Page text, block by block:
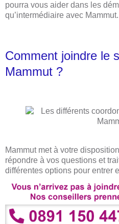
pourra vous aider dans les
qu’intermédiaire avec Mammut.
Comment joindre le
Mammut ?
Mammut met à votre
répondre à vos questions et
différentes options pour entrer